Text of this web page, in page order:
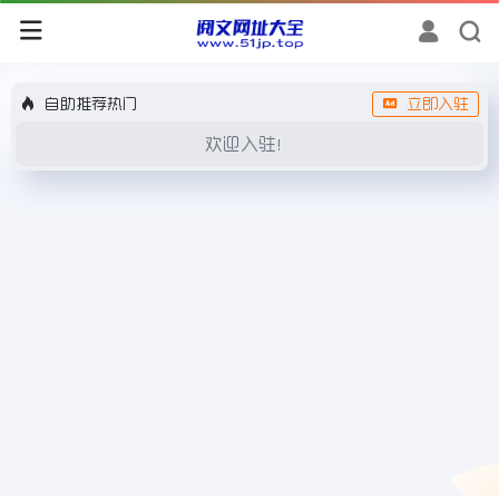
自助推荐热门 立即入驻
欢迎入驻！